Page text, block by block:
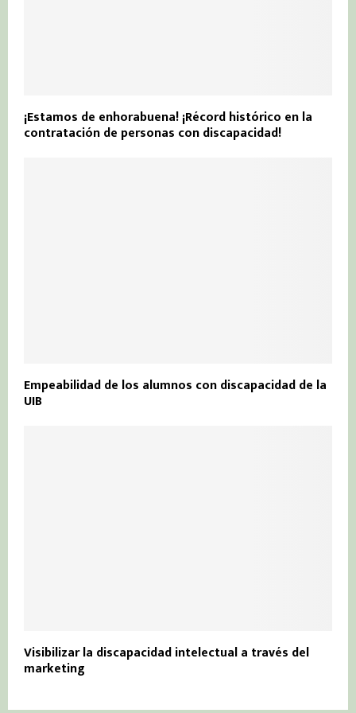
¡Estamos de enhorabuena! ¡Récord histórico en la
contratación de personas con discapacidad!
Empeabilidad de los alumnos con discapacidad de la
UIB
Visibilizar la discapacidad intelectual a través del
marketing